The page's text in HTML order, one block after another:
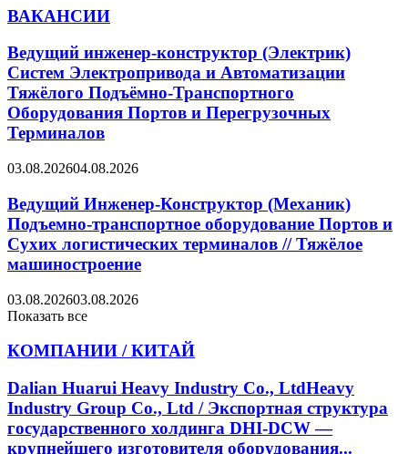
ВАКАНСИИ
Ведущий инженер-конструктор (Электрик)
Систем Электропривода и Автоматизации
Тяжёлого Подъёмно-Транспортного
Оборудования Портов и Перегрузочных
Терминалов
03.08.202604.08.2026
Ведущий Инженер-Конструктор (Механик)
Подъемно-транспортное оборудование Портов и
Сухих логистических терминалов // Тяжёлое
машиностроение
03.08.202603.08.2026
Показать все
КОМПАНИИ / КИТАЙ
Dalian Huarui Heavy Industry Co., LtdHeavy
Industry Group Co., Ltd / Экспортная структура
государственного холдинга DHI-DCW —
крупнейшего изготовителя оборудования...